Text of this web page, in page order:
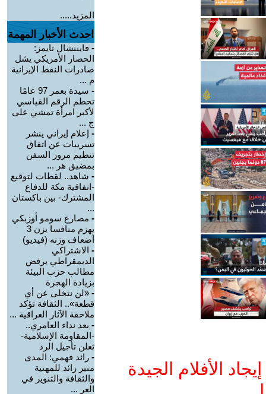
الأفلام الجيدة
المزيد.....
احدث الأخبار المهمة
- فايننشال تايمز:
الحصار الأمريكي يشل
صادرات النفط الإيرانية
م ...
-
سيدة بعمر 97 عامًا
تحطم الرقم القياسي
لأكبر امرأة تمشي على
ج ...
- إعلام إيراني ينشر
تسريبات عن اتفاق
تنظيم مرور السفن
بمضيق هر ...
- شاهد.. لقطات لتوقيع
-اتفاقية مكة للدفاع
المشترك- بين باكستان
...
- مصارع سومو أوزبكي
يهزم منافسا يزن 3
أضعاف وزنه (فيديو)
- الاشتراكي
الديمقراطي يرفض
مطالب حزب البيئة
بزيادة الهجرة
- «لن نتخلى عن أي
قطعة».. الثقافة تؤكد
ملاحقة الآثار العراقية ...
- بعد نداء العامري..
-المقاومة الإسلامية-
تعلن تأجيل الرد
- رائد فهمي: المدى
منبر رائد للمهنية
والثقافة والتنوير في
العر ...